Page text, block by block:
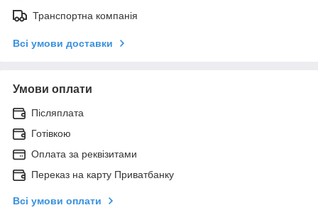
Транспортна компанія
Всі умови доставки
Умови оплати
Післяплата
Готівкою
Оплата за реквізитами
Переказ на карту Приватбанку
Всі умови оплати